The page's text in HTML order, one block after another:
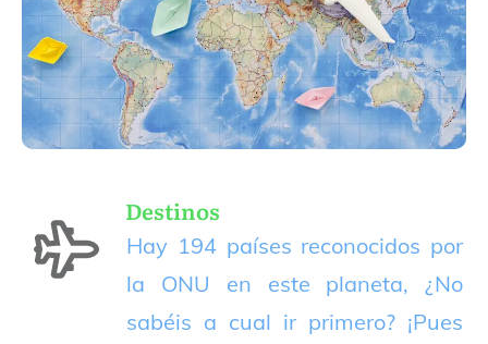
Destinos
Hay 194 países reconocidos por
la ONU en este planeta, ¿No
sabéis a cual ir primero? ¡Pues